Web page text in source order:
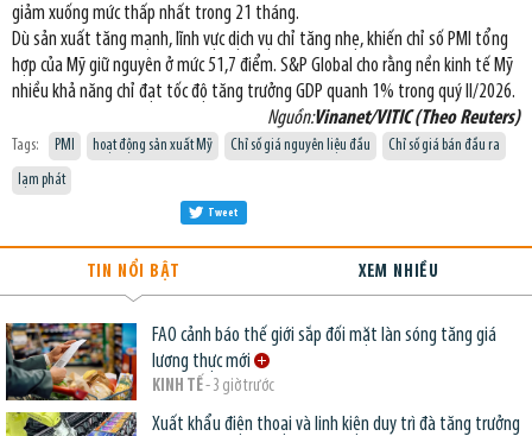
giảm xuống mức thấp nhất trong 21 tháng.
Dù sản xuất tăng mạnh, lĩnh vực dịch vụ chỉ tăng nhẹ, khiến chỉ số PMI tổng
hợp của Mỹ giữ nguyên ở mức 51,7 điểm. S&P Global cho rằng nền kinh tế Mỹ
nhiều khả năng chỉ đạt tốc độ tăng trưởng GDP quanh 1% trong quý II/2026.
Nguồn:Vinanet/VITIC (Theo Reuters)
Tags: PMI hoạt động sản xuất Mỹ Chỉ số giá nguyên liệu đầu
Chỉ số giá bán đầu ra
lạm phát
Tweet
TIN NỔI BẬT XEM NHIỀU
FAO cảnh báo thế giới sắp đối mặt làn sóng tăng giá
lương thực mới
KINH TẾ- 3 giờ trước
Xuất khẩu điện thoại và linh kiện duy trì đà tăng trưởng